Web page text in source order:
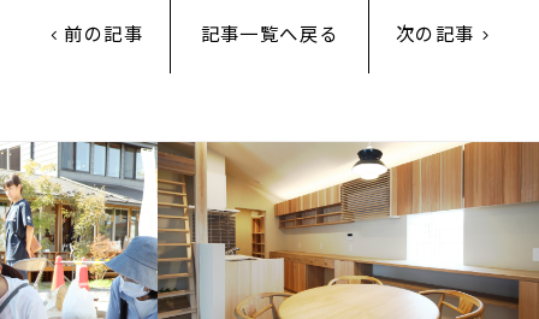
前の記事 記事一覧へ戻る 次の記事